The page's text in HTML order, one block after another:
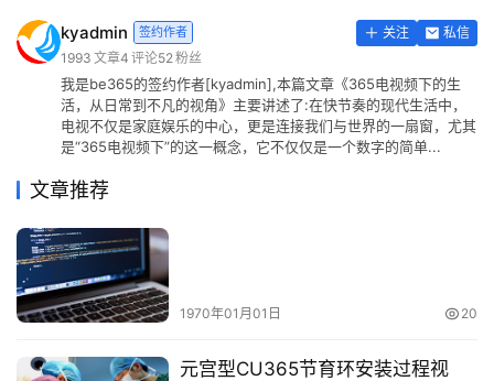
kyadmin 签约作者 关注
私信
1993 文章4 评论52粉丝
我是be365的签约作者[kyadmin],本篇文章《365电视频下的生
活，从日常到不凡的视角》主要讲述了:在快节奏的现代生活中，
电视不仅是家庭娱乐的中心，更是连接我们与世界的一扇窗，尤其
是“365电视频下”的这一概念，它不仅仅是一个数字的简单...
文章推荐
1970年01月01日 20
元宫型CU365节育环安装过程视